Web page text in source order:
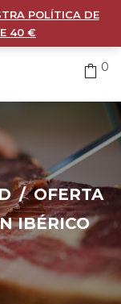
0
/ OFERTA
IBÉRICO
POLÍTICA DE
40 €